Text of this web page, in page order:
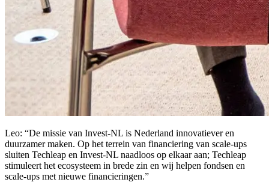
Leo: “De missie van Invest-NL is Nederland innovatiever en
duurzamer maken. Op het terrein van financiering van scale-ups
sluiten Techleap en Invest-NL naadloos op elkaar aan; Techleap
stimuleert het ecosysteem in brede zin en wij helpen fondsen en
scale-ups met nieuwe financieringen.”